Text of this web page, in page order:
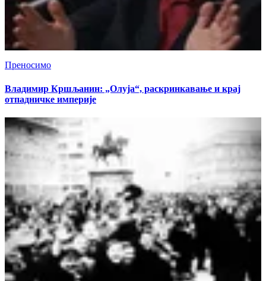
Преносимо
Владимир Кршљанин: „Олуја“, раскринкавање и крај
отпадничке империје